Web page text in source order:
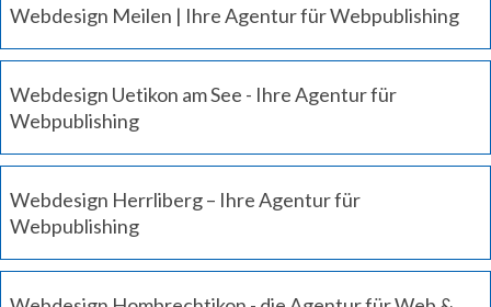
Webdesign Meilen | Ihre Agentur für Webpublishing
Webdesign Uetikon am See - Ihre Agentur für
Webpublishing
Webdesign Herrliberg – Ihre Agentur für
Webpublishing